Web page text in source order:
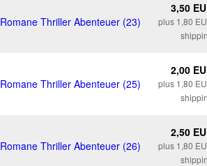
Romane Thriller Abenteuer (23)
3,50
plus 1,80
Romane Thriller Abenteuer (25)
2,00
plus 1,80
Romane Thriller Abenteuer (26)
2,50
plus 1,80